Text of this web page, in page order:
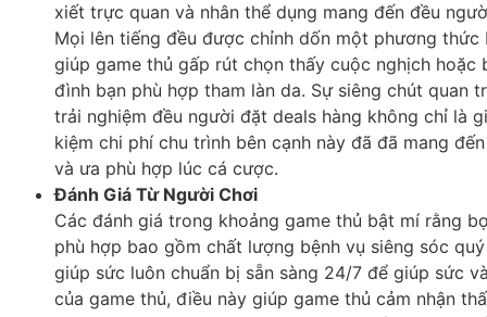
xiết trực quan và nhân thể dụng mang đến đều
Mọi lên tiếng đều được chỉnh dốn một phương thức
giúp game thủ gấp rút chọn thấy cuộc nghịch hoặc
đình bạn phù hợp tham làn da. Sự siêng chút quan
trải nghiệm đều người đặt deals hàng không chỉ là
kiệm chi phí chu trình bên cạnh này đã đã mang
và ưa phù hợp lúc cá cược.
Đánh Giá Từ Người Chơi
Các đánh giá trong khoảng game thủ bật mí rằng
phù hợp bao gồm chất lượng bệnh vụ siêng sóc
giúp sức luôn chuẩn bị sẵn sàng 24/7 để giúp sức
của game thủ, điều này giúp game thủ cảm nhận